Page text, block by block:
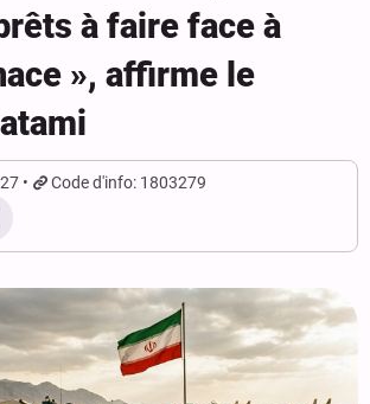
à faire face à
», affirme le
Code d'info: 1803279